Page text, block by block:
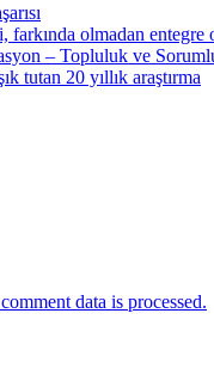
olmadan entegre
– Topluluk ve
tutan 20 yıllık araştırma
data is processed.